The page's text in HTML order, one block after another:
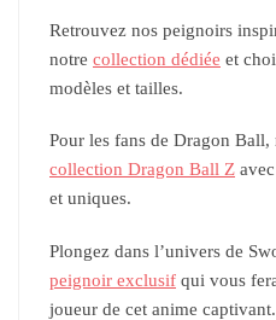
Retrouvez nos peignoirs
notre collection dédiée et
modèles et tailles.
Pour les fans de Dragon Ball,
collection Dragon Ball Z
et uniques.
Plongez dans l’univers de
peignoir exclusif qui vous
joueur de cet anime captivant.